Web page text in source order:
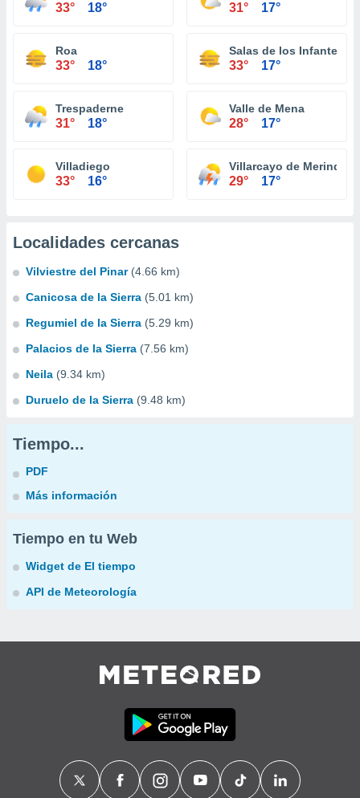
33° 18° 31° 17°
Roa
33° 18°
Salas de los Infantes
33° 17°
Trespaderne
31° 18°
Valle de Mena
28° 17°
Villadiego
33° 16°
Villarcayo de Merindad
29° 17°
Localidades cercanas
Vilviestre del Pinar (4.66 km)
Canicosa de la Sierra (5.01 km)
Regumiel de la Sierra (5.29 km)
Palacios de la Sierra (7.56 km)
Neila (9.34 km)
Duruelo de la Sierra (9.48 km)
Tiempo...
PDF
Más información
Tiempo en tu Web
Widget de El tiempo
API de Meteorología